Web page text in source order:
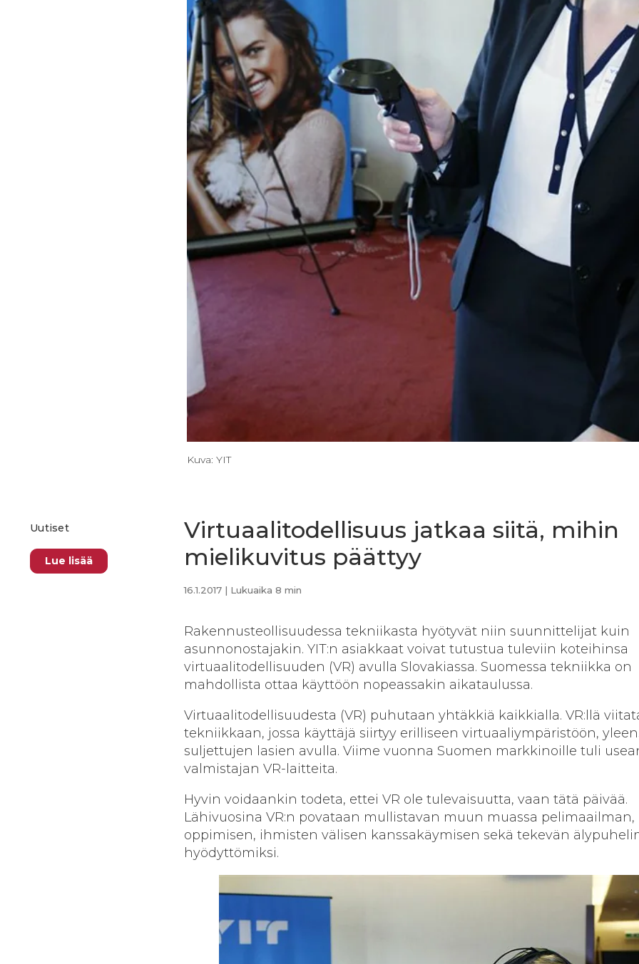
Kuva: YIT
Uutiset
Lue lisää
Virtuaalitodellisuus jatkaa siitä, mihin
mielikuvitus päättyy
16.1.2017 | Lukuaika 8 min
Rakennusteollisuudessa tekniikasta hyötyvät niin suunnittelijat kuin
asunnonostajakin. YIT:n asiakkaat voivat tutustua tuleviin koteihinsa
virtuaalitodellisuuden (VR) avulla Slovakiassa. Suomessa tekniikka on
mahdollista ottaa käyttöön nopeassakin aikataulussa.
Virtuaalitodellisuudesta (VR) puhutaan yhtäkkiä kaikkialla. VR:llä
tekniikkaan, jossa käyttäjä siirtyy erilliseen virtuaaliympäristöön,
suljettujen lasien avulla. Viime vuonna Suomen markkinoille tuli
valmistajan VR-laitteita.
Hyvin voidaankin todeta, ettei VR ole tulevaisuutta, vaan tätä päivää.
Lähivuosina VR:n povataan mullistavan muun muassa pelimaailman,
oppimisen, ihmisten välisen kanssakäymisen sekä tekevän
hyödyttömiksi.